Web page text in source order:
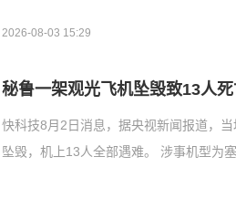
2026-08-03 15:29
秘鲁一架观光飞机坠毁致13人
快科技8月2日消息，据央视新闻报道，
坠毁，机上13人全部遇难。 涉事机型为